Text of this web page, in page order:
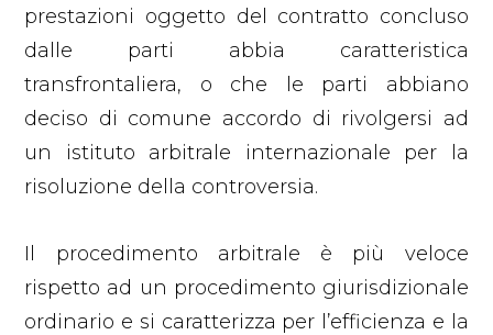
prestazioni oggetto del contratto concluso
dalle parti abbia caratteristica
transfrontaliera, o che le parti abbiano
deciso di comune accordo di rivolgersi ad
un istituto arbitrale internazionale per la
risoluzione della controversia.
Il procedimento arbitrale è più veloce
rispetto ad un procedimento giurisdizionale
ordinario e si caratterizza per l’efficienza e la